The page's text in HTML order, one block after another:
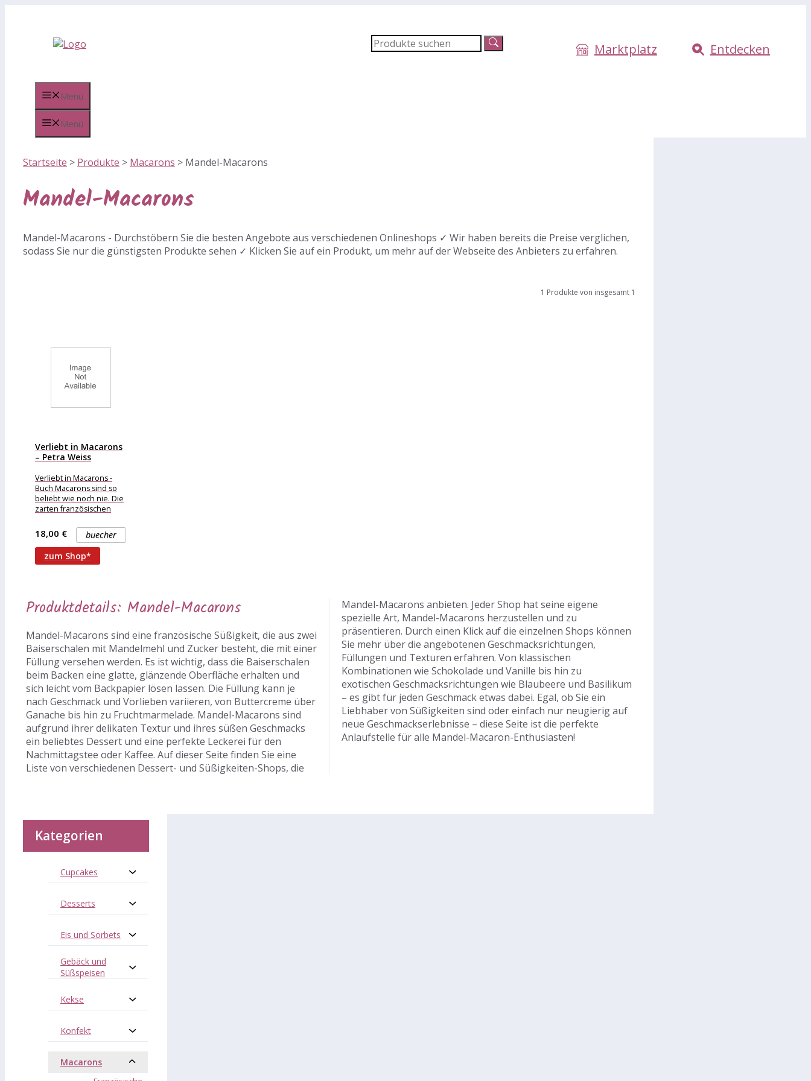
Marktplatz Entdecken
Menü
Menü
Startseite > Produkte > Macarons > Mandel-Macarons
Mandel-Macarons
Mandel-Macarons - Durchstöbern Sie die besten Angebote aus verschiedenen Onlineshops ✓ Wir haben bereits die Preise verglichen,
sodass Sie nur die günstigsten Produkte sehen ✓ Klicken Sie auf ein Produkt, um mehr auf der Webseite des Anbieters zu erfahren.
1 Produkte von insgesamt 1
Verliebt in Macarons
– Petra Weiss
Verliebt in Macarons -
Buch Macarons sind so
beliebt wie noch nie. Die
zarten französischen
bestechen durch ihre
Zartheit
buecher
18,00 €
zum Shop*
Produktdetails: Mandel-Macarons
Mandel-Macarons sind eine französische Süßigkeit, die aus zwei
Baiserschalen mit Mandelmehl und Zucker besteht, die mit einer
Füllung versehen werden. Es ist wichtig, dass die Baiserschalen
beim Backen eine glatte, glänzende Oberfläche erhalten und
sich leicht vom Backpapier lösen lassen. Die Füllung kann je
nach Geschmack und Vorlieben variieren, von Buttercreme über
Ganache bis hin zu Fruchtmarmelade. Mandel-Macarons sind
aufgrund ihrer delikaten Textur und ihres süßen Geschmacks
ein beliebtes Dessert und eine perfekte Leckerei für den
Nachmittagstee oder Kaffee. Auf dieser Seite finden Sie eine
Liste von verschiedenen Dessert- und Süßigkeiten-Shops, die
Mandel-Macarons anbieten. Jeder Shop hat seine eigene
spezielle Art, Mandel-Macarons herzustellen und zu
präsentieren. Durch einen Klick auf die einzelnen Shops können
Sie mehr über die angebotenen Geschmacksrichtungen,
Füllungen und Texturen erfahren. Von klassischen
Kombinationen wie Schokolade und Vanille bis hin zu
exotischen Geschmacksrichtungen wie Blaubeere und Basilikum
– es gibt für jeden Geschmack etwas dabei. Egal, ob Sie ein
Liebhaber von Süßigkeiten sind oder einfach nur neugierig auf
neue Geschmackserlebnisse – diese Seite ist die perfekte
Anlaufstelle für alle Mandel-Macaron-Enthusiasten!
Kategorien
Cupcakes
Desserts
Eis und Sorbets
Gebäck und
Süßspeisen
Kekse
Konfekt
Macarons